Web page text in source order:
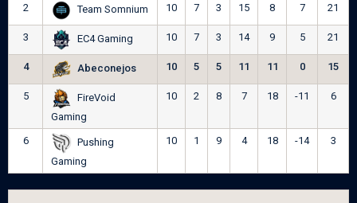
2 Team Somnium 10 7 3 15 8 7 21
3 EC4 Gaming 10 7 3 14 9 5 21
4 Abeconejos 10 5 5 11 11 0 15
5
FireVoid
Gaming
10 2 8 7 18 -11 6
6
Pushing
Gaming
10 1 9 4 18 -14 3